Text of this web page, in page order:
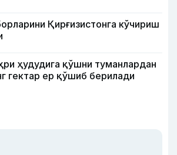
Қирғизистонга кўчириш
ҳудудига қўшни туманлардан
гектар ер қўшиб берилади